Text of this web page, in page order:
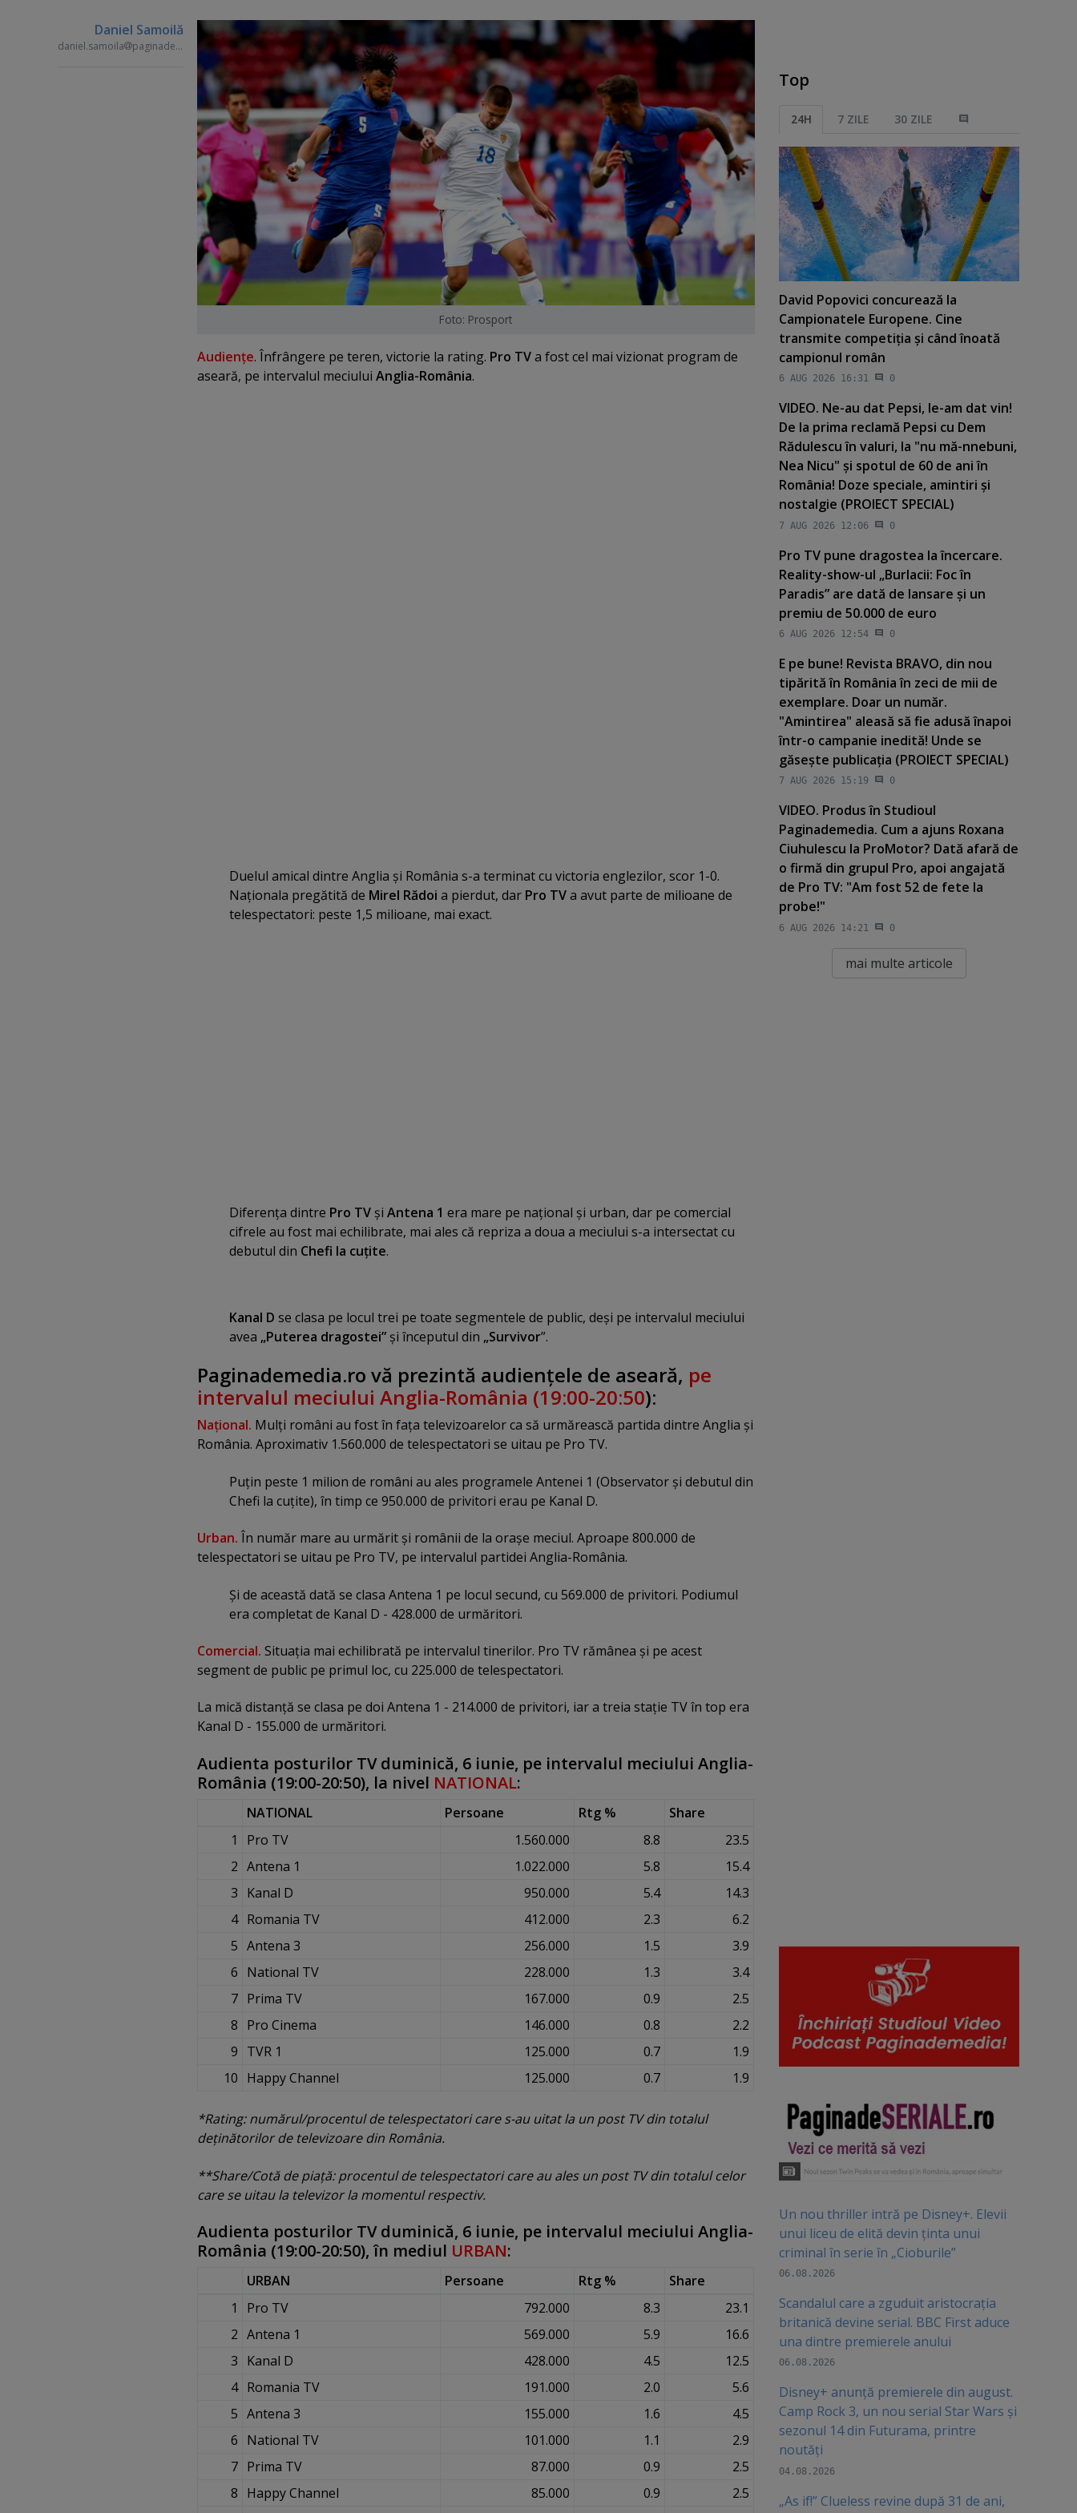
Daniel Samoilă
daniel.samoila paginademedia.ro
Foto: Prosport
Audienţe. Înfrângere pe teren, victorie la rating. Pro TVa fost cel mai vizionat program de
aseară, pe intervalul meciului Anglia-România.
Duelul amical dintre Anglia şi România s-a terminat cu victoria englezilor, scor 1-0.
Naţionala pregătită de Mirel Rădoi a pierdut, dar Pro TVa avut parte de milioane de
telespectatori: peste 1,5 milioane, mai exact.
Diferenţa dintre Pro TV şi Antena 1 era mare pe naţional şi urban, dar pe comercial
cifrele au fost mai echilibrate, mai ales că repriza a doua a meciului s-a intersectat cu
debutul din Chefi la cuţite.
Kanal D se clasa pe locul trei pe toate segmentele de public, deşi pe intervalul meciului
avea „Puterea dragostei” şi începutul din „Survivor”.
Paginademedia.ro vă prezintă audienţele de aseară, pe
intervalul meciului Anglia-România (19:00-20:50):
Naţional. Mulţi români au fost în faţa televizoarelor ca să urmărească partida dintre Anglia şi
România. Aproximativ 1.560.000 de telespectatori se uitau pe Pro TV.
Puţin peste 1 milion de români au ales programele Antenei 1 (Observator şi debutul din
Chefi la cuţite), în timp ce 950.000 de privitori erau pe Kanal D.
Urban. În număr mare au urmărit şi românii de la oraşe meciul. Aproape 800.000 de
telespectatori se uitau pe Pro TV, pe intervalul partidei Anglia-România.
Şi de această dată se clasa Antena 1 pe locul secund, cu 569.000 de privitori. Podiumul
era completat de Kanal D - 428.000 de urmăritori.
Comercial. Situaţia mai echilibrată pe intervalul tinerilor. Pro TV rămânea şi pe acest
segment de public pe primul loc, cu 225.000 de telespectatori.
La mică distanţă se clasa pe doi Antena 1 - 214.000 de privitori, iar a treia staţie TV în top era
Kanal D - 155.000 de urmăritori.
Audienta posturilor TV duminică, 6 iunie, pe intervalul meciului Anglia-
România (19:00-20:50), la nivel NATIONAL:
NATIONAL Persoane Rtg %
Share
1
Pro TV 1.560.000 8.8
23.5
2 Antena 1 1.022.000 5.8
15.4
3 Kanal D 950.000 5.4
14.3
4 Romania TV 412.000 2.3
6.2
5 Antena 3 256.000 1.5
3.9
6 National TV 228.000 1.3
3.4
7 Prima TV 167.000 0.9
2.5
8 Pro Cinema 146.000 0.8
2.2
9 TVR 1 125.000 0.7
1.9
10 Happy Channel 125.000 0.7 1.9
*Rating: numărul/procentul de telespectatori care s-au uitat la un post TV din totalul
deţinătorilor de televizoare din România.
**Share/Cotă de piaţă: procentul de telespectatori care au ales un post TV din totalul celor
care se uitau la televizor la momentul respectiv.
Audienta posturilor TV duminică, 6 iunie, pe intervalul meciului Anglia-
România (19:00-20:50), în mediul URBAN:
URBAN Persoane Rtg %
Share
1
Pro TV 792.000 8.3
23.1
2 Antena 1 569.000 5.9
16.6
3 Kanal D 428.000 4.5
12.5
4 Romania TV 191.000 2.0
5.6
5 Antena 3 155.000 1.6
4.5
6 National TV 101.000 1.1
2.9
7 Prima TV 87.000 0.9
2.5
8 Happy Channel 85.000 0.9
2.5
Top
24H 7 ZILE 30 ZILE
David Popovici concurează la
Campionatele Europene. Cine
transmite competiţia şi când înoată
campionul român
6 AUG 2026 16:31 0
VIDEO. Ne-au dat Pepsi, le-am dat vin!
De la prima reclamă Pepsi cu Dem
Rădulescu în valuri, la "nu mă-nnebuni,
Nea Nicu" şi spotul de 60 de ani în
România! Doze speciale, amintiri şi
nostalgie (PROIECT SPECIAL)
7 AUG 2026 12:06 0
Pro TV pune dragostea la încercare.
Reality-show-ul „Burlacii: Foc în
Paradis” are dată de lansare şi un
premiu de 50.000 de euro
6 AUG 2026 12:54 0
E pe bune! Revista BRAVO, din nou
tipărită în România în zeci de mii de
exemplare. Doar un număr.
"Amintirea" aleasă să fie adusă înapoi
într-o campanie inedită! Unde se
găseşte publicaţia (PROIECT SPECIAL)
7 AUG 2026 15:19 0
VIDEO. Produs în Studioul
Paginademedia. Cum a ajuns Roxana
Ciuhulescu la ProMotor? Dată afară de
o firmă din grupul Pro, apoi angajată
de Pro TV: "Am fost 52 de fete la
probe!"
6 AUG 2026 14:21 0
mai multe articole
Un nou thriller intră pe Disney+. Elevii
unui liceu de elită devin ținta unui
criminal în serie în „Cioburile”
06.08.2026
Scandalul care a zguduit aristocrația
britanică devine serial. BBC First aduce
una dintre premierele anului
06.08.2026
Disney+ anunță premierele din august.
Camp Rock 3, un nou serial Star Wars și
sezonul 14 din Futurama, printre
noutăți
04.08.2026
„As if!” Clueless revine după 31 de ani,